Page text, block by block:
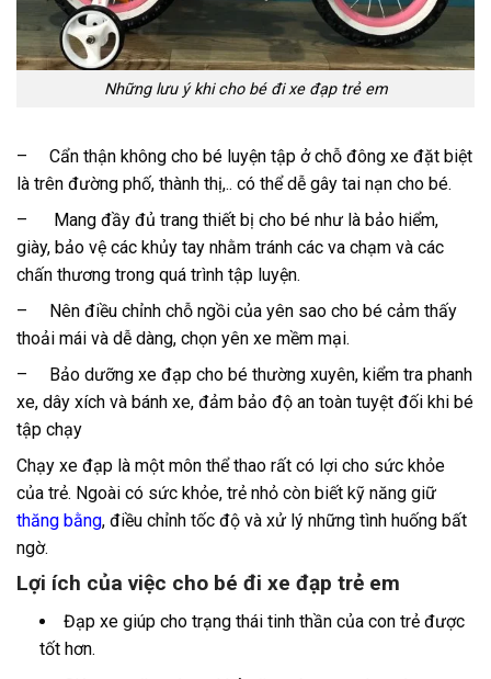
Những lưu ý khi cho bé đi xe đạp trẻ em
–
Cẩn thận không cho bé luyện tập ở chỗ đông xe đặt biệt
là trên đường phố, thành thị,.. có thể dễ gây tai nạn cho bé.
– Mang đầy đủ trang thiết bị cho bé như là bảo hiểm,
giày, bảo vệ các khủy tay nhằm tránh các va chạm và các
chấn thương trong quá trình tập luyện.
– Nên điều chỉnh chỗ ngồi của yên sao cho bé cảm thấy
thoải mái và dễ dàng, chọn yên xe mềm mại.
– Bảo dưỡng xe đạp cho bé thường xuyên, kiểm tra phanh
xe, dây xích và bánh xe, đảm bảo độ an toàn tuyệt đối khi bé
tập chạy
Chạy xe đạp là một môn thể thao rất có lợi cho sức khỏe
của trẻ. Ngoài có sức khỏe, trẻ nhỏ còn biết kỹ năng giữ
thăng bằng, điều chỉnh tốc độ và xử lý những tình huống bất
ngờ.
Lợi ích của việc cho bé đi xe đạp trẻ em
Đạp xe giúp cho trạng thái tinh thần của con trẻ được
tốt hơn.